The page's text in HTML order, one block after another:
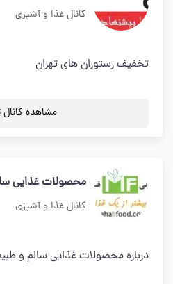
کانال غذا و آشپزی
تخفیف رستوران های تهران
مشاهده کانال
محصولات غذایی
کانال غذا و آشپزی
درباره محصولات غذایی سالم و